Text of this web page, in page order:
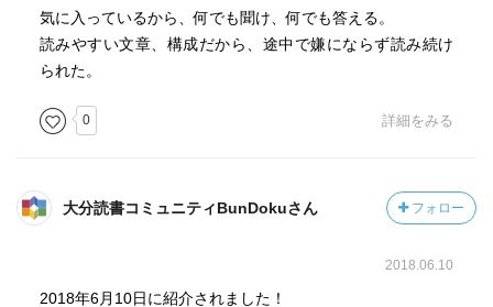
気に入っているから、何でも聞け、何でも答える。
読みやすい文章、構成だから、途中で嫌にならず読み続け
られた。
0 詳細をみる
大分読書コミュニティBunDokuさん フォロー
2018.06.10
2018年6月10日に紹介されました！